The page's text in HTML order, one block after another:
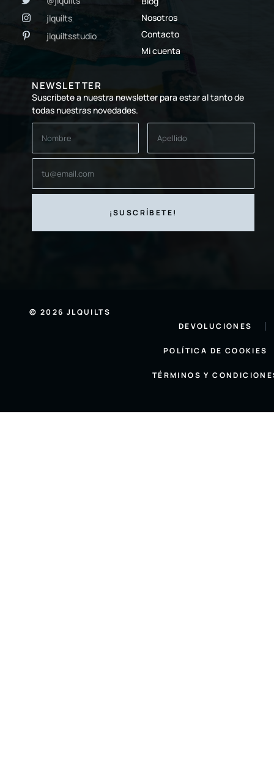
jlquilts
jlquiltsstudio
Nosotros
Contacto
Mi cuenta
NEWSLETTER
Suscríbete a nuestra newsletter para estar al tanto de
todas nuestras novedades.
© 2026 JLQUILTS
DEVOLUCIONES
POLÍTICA DE COOKIES
TÉRMINOS Y